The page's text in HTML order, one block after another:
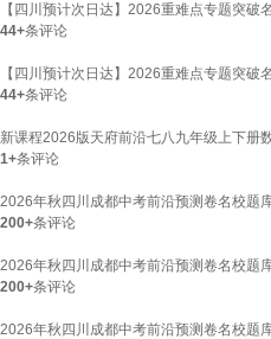
【四川预计次日达】2026重难点专题突
44+条评论
【四川预计次日达】2026重难点专题突
44+条评论
新课程2026版天府前沿七八九年级上下册
1+条评论
2026年秋四川成都中考前沿预测卷名校题
200+条评论
2026年秋四川成都中考前沿预测卷名校题
200+条评论
2026年秋四川成都中考前沿预测卷名校题